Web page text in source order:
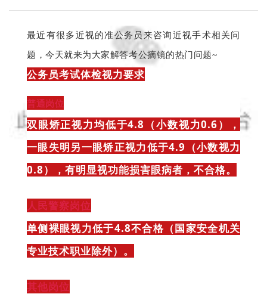
最近有很多近视的准公务员来咨询近视手术相关问
题，今天就来为大家解答考公摘镜的热门问题~
公务员考试体检视力要求
普通岗位
双眼矫正视力均低于4.8（小数视力0.6），
一眼失明另一眼矫正视力低于4.9（小数视力
0.8），有明显视功能损害眼病者，不合格。
人民警察岗位
单侧裸眼视力低于4.8不合格（国家安全机关
专业技术职业除外）。
其他岗位